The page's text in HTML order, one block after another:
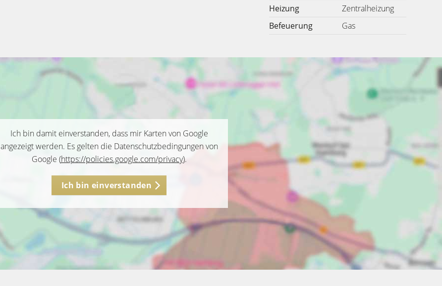
Heizung
Zentralheizung
Befeuerung
Gas
Ich bin damit einverstanden, dass mir Karten von Google
angezeigt werden. Es gelten die Datenschutzbedingungen von
Google (https://policies.google.com/privacy).
Ich bin einverstanden